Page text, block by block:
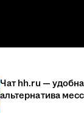
Чат hh.ru —